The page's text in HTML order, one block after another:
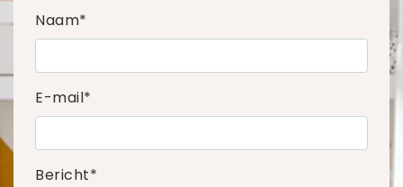
Naam*
E-mail*
Bericht*